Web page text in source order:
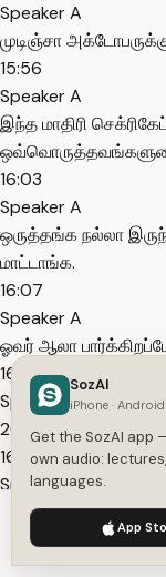
Speaker A
முடிஞ்சா
15:56
Speaker A
இந்த மாதிரி
16:03
Speaker A
ஒருத்தங்க நல்லா
மாட்டாங்க.
16:07
Speaker A
ஓவர் ஆலா
16:11
Speaker A
2026 அப்படின்னு
16:13
Speaker A
சுக்ரன் நல்லா
ஃபேவரபிலா
16:21
We use cookies to
SozAI
iPhone · Android
Get the SozAI app
own audio:
languages.
App